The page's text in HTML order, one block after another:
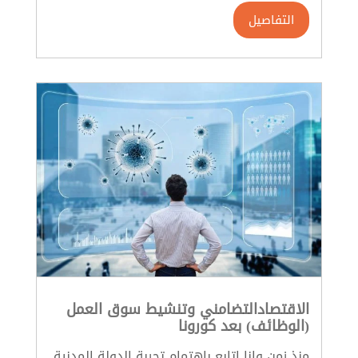
التفاصيل
الاقتصادالتضامني وتنشيط سوق العمل
(الوظائف) بعد كورونا